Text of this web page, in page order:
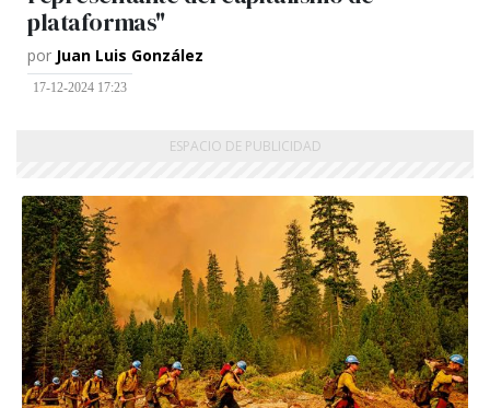
plataformas"
por Juan Luis González
17-12-2024 17:23